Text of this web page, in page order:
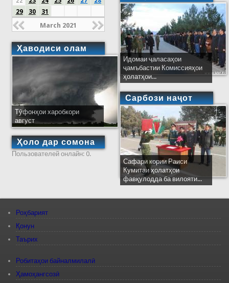
29
30 31
March 2021
Ҳаводиси олам
Тӯфонҳои харобкори
август
Ҳоло дар сомона
Пользователей онлайн: 0.
Идомаи ҷаласаҳои
ҷамъбастии Комиссияҳои
ҳолатҳои...
Сарбози наҷот
Сафари кории Раиси
Кумитаи ҳолатҳои
фавқулодда ба вилояти...
Роҳбарият
Қонун
Таърих
Робитаҳои байналмилалӣ
Ҳамоҳангсозӣ